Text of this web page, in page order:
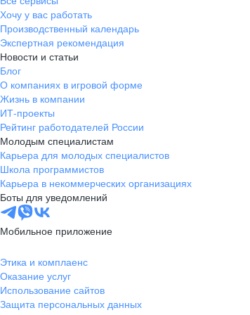
Хочу у вас работать
Производственный календарь
Экспертная рекомендация
Новости и статьи
Блог
О компаниях в игровой форме
Жизнь в компании
ИТ-проекты
Рейтинг работодателей России
Молодым специалистам
Карьера для молодых специалистов
Школа программистов
Карьера в некоммерческих организациях
Боты для уведомлений
Мобильное приложение
Этика и комплаенс
Оказание услуг
Использование сайтов
Защита персональных данных